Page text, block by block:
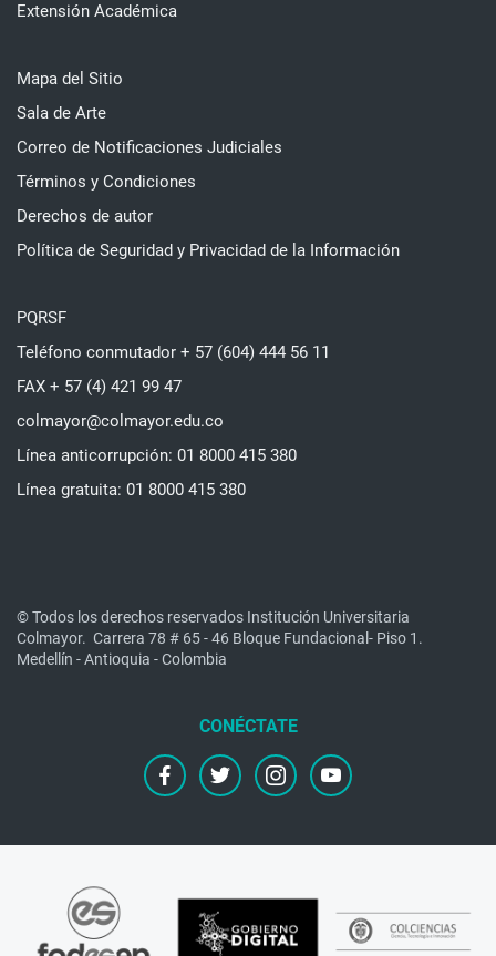
Extensión Académica
Mapa del Sitio
Sala de Arte
Correo de Notificaciones Judiciales
Términos y Condiciones
Derechos de autor
Política de Seguridad y Privacidad de la Información
PQRSF
Teléfono conmutador + 57 (604) 444 56 11
FAX + 57 (4) 421 99 47
colmayor@colmayor.edu.co
Línea anticorrupción: 01 8000 415 380
Línea gratuita: 01 8000 415 380
© Todos los derechos reservados Institución Universitaria
Colmayor. Carrera 78 # 65 - 46 Bloque Fundacional- Piso 1.
Medellín - Antioquia - Colombia